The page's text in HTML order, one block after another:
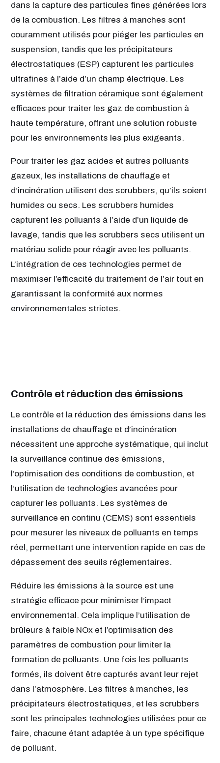
dans la capture des particules fines générées lors
de la combustion. Les filtres à manches sont
couramment utilisés pour piéger les particules en
suspension, tandis que les précipitateurs
électrostatiques (ESP) capturent les particules
ultrafines à l’aide d’un champ électrique. Les
systèmes de filtration céramique sont également
efficaces pour traiter les gaz de combustion à
haute température, offrant une solution robuste
pour les environnements les plus exigeants.
Pour traiter les gaz acides et autres polluants
gazeux, les installations de chauffage et
d’incinération utilisent des scrubbers, qu’ils soient
humides ou secs. Les scrubbers humides
capturent les polluants à l’aide d’un liquide de
lavage, tandis que les scrubbers secs utilisent un
matériau solide pour réagir avec les polluants.
L’intégration de ces technologies permet de
maximiser l’efficacité du traitement de l’air tout en
garantissant la conformité aux normes
environnementales strictes.
Contrôle et réduction des émissions
Le contrôle et la réduction des émissions dans les
installations de chauffage et d’incinération
nécessitent une approche systématique, qui inclut
la surveillance continue des émissions,
l’optimisation des conditions de combustion, et
l’utilisation de technologies avancées pour
capturer les polluants. Les systèmes de
surveillance en continu (CEMS) sont essentiels
pour mesurer les niveaux de polluants en temps
réel, permettant une intervention rapide en cas de
dépassement des seuils réglementaires.
Réduire les émissions à la source est une
stratégie efficace pour minimiser l’impact
environnemental. Cela implique l’utilisation de
brûleurs à faible NOx et l’optimisation des
paramètres de combustion pour limiter la
formation de polluants. Une fois les polluants
formés, ils doivent être capturés avant leur rejet
dans l’atmosphère. Les filtres à manches, les
précipitateurs électrostatiques, et les scrubbers
sont les principales technologies utilisées pour ce
faire, chacune étant adaptée à un type spécifique
de polluant.